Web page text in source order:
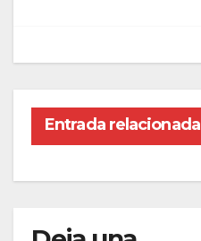
Entrada relacionada